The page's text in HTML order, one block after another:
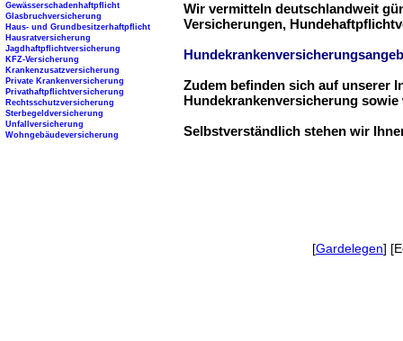
Wir vermitteln deutschlandweit
Versicherungen,
Zudem befinden sich auf unserer
Hundekrankenversicherung
Selbstverständlich stehen wir
Gewässerschadenhaftpflicht
Glasbruchversicherung
Haus- und Grundbesitzerhaftpflicht
Hausratversicherung
Jagdhaftpflichtversicherung
KFZ-Versicherung
Krankenzusatzversicherung
Private Krankenversicherung
Privathaftpflichtversicherung
Rechtsschutzversicherung
Sterbegeldversicherung
Unfallversicherung
Wohngebäudeversicherung
[Gardelegen]